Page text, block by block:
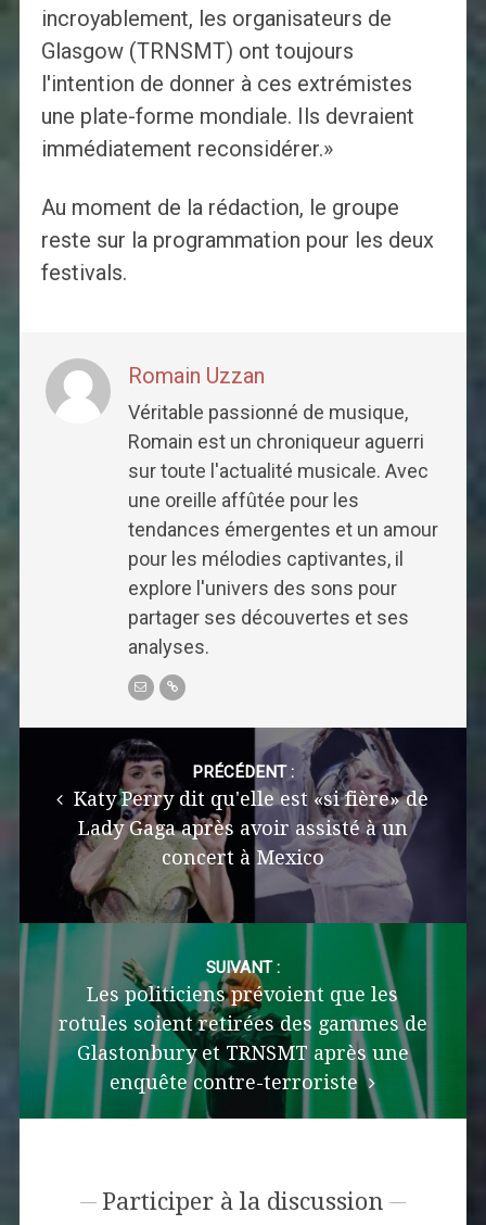
incroyablement, les organisateurs de
Glasgow (TRNSMT) ont toujours
l'intention de donner à ces extrémistes
une plate-forme mondiale. Ils devraient
immédiatement reconsidérer.»
Au moment de la rédaction, le groupe
reste sur la programmation pour les deux
festivals.
Romain Uzzan
Véritable passionné de musique,
Romain est un chroniqueur aguerri
sur toute l'actualité musicale. Avec
une oreille affûtée pour les
tendances émergentes et un amour
pour les mélodies captivantes, il
explore l'univers des sons pour
partager ses découvertes et ses
analyses.
navigation
PRÉCÉDENT :
Katy Perry dit qu'elle est «si fière» de
Lady Gaga après avoir assisté à un
concert à Mexico
SUIVANT :
Les politiciens prévoient que les
rotules soient retirées des gammes de
Glastonbury et TRNSMT après une
enquête contre-terroriste
Participer à la discussion